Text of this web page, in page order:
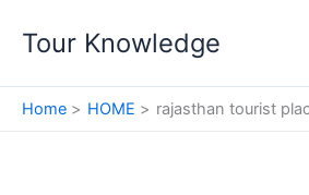
Tour Knowledge
Home HOME rajasthan tourist